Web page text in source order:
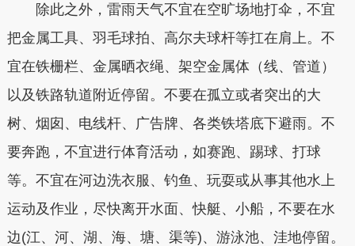
除此之外，雷雨天气不宜在空旷场地打伞，不宜
把金属工具、羽毛球拍、高尔夫球杆等扛在肩上。不
宜在铁栅栏、金属晒衣绳、架空金属体（线、管道）
以及铁路轨道附近停留。不要在孤立或者突出的大
树、烟囱、电线杆、广告牌、各类铁塔底下避雨。不
要奔跑，不宜进行体育活动，如赛跑、踢球、打球
等。不宜在河边洗衣服、钓鱼、玩耍或从事其他水上
运动及作业，尽快离开水面、快艇、小船，不要在水
边(江、河、湖、海、塘、渠等)、游泳池、洼地停留。